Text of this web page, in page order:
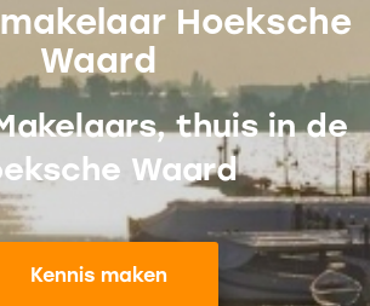
Hoeksche
Waard
thuis in de
Waard
Kennis maken